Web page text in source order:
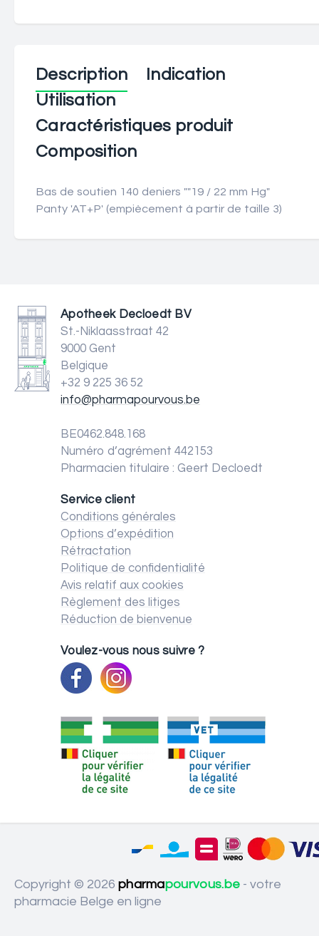
Description
Indication
Utilisation
Caractéristiques produit
Composition
Bas de soutien 140 deniers ""19 / 22 mm Hg"
Panty 'AT+P' (empiècement à partir de taille 3)
Apotheek Decloedt BV
St.-Niklaasstraat 42
9000 Gent
Belgique
+32 9 225 36 52
info@pharmapourvous.be
BE0462.848.168
Numéro d’agrément 442153
Pharmacien titulaire : Geert Decloedt
Service client
Conditions générales
Options d’expédition
Rétractation
Politique de confidentialité
Avis relatif aux cookies
Règlement des litiges
Réduction de bienvenue
Voulez-vous nous suivre ?
Copyright © 2026 pharmapourvous.be - votre
pharmacie Belge en ligne